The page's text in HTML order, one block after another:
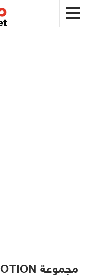
مجموعة DEVOTION لمستحضرات المكياج